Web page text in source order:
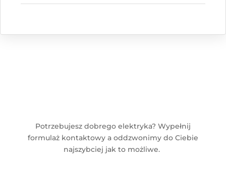
Potrzebujesz dobrego elektryka? Wypełnij
formulaż kontaktowy a oddzwonimy do Ciebie
najszybciej jak to możliwe.